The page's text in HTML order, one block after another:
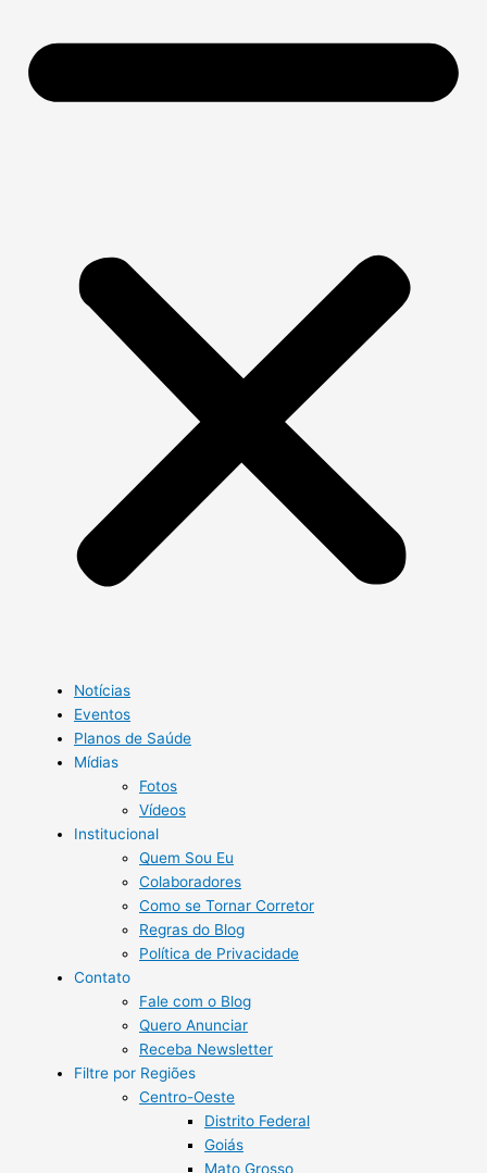
Notícias
Eventos
Planos de Saúde
Mídias
Fotos
Vídeos
Institucional
Quem Sou Eu
Colaboradores
Como se Tornar Corretor
Regras do Blog
Política de Privacidade
Contato
Fale com o Blog
Quero Anunciar
Receba Newsletter
Filtre por Regiões
Centro-Oeste
Distrito Federal
Goiás
Mato Grosso